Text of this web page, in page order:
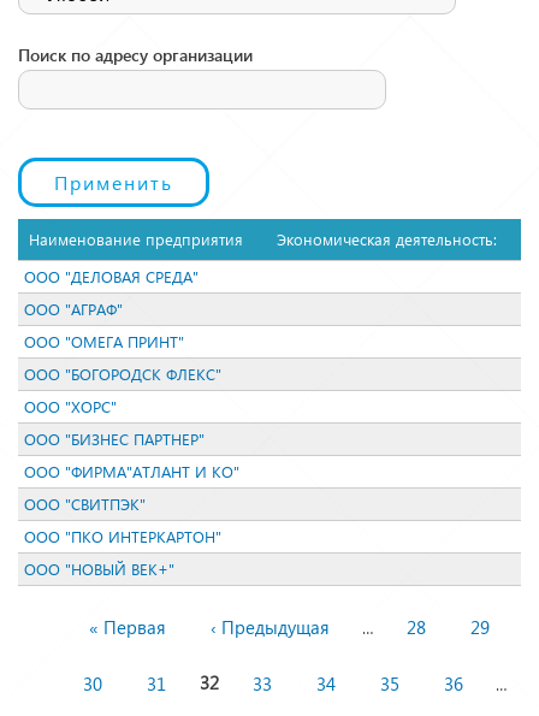
Поиск по адресу организации
Наименование предприятия
Экономическая деятельность:
ООО "ДЕЛОВАЯ СРЕДА"
ООО "АГРАФ"
ООО "ОМЕГА ПРИНТ"
ООО "БОГОРОДСК ФЛЕКС"
ООО "ХОРС"
ООО "БИЗНЕС ПАРТНЕР"
ООО "ФИРМА"АТЛАНТ И КО"
ООО "СВИТПЭК"
ООО "ПКО ИНТЕРКАРТОН"
ООО "НОВЫЙ ВЕК+"
Страницы« Первая ‹ Предыдущая … 28 29
30 31 32 33 34 35 36 …